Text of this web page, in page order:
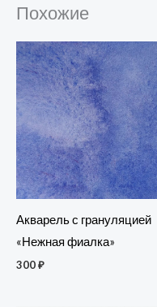
Похожие
Акварель с грануляцией
«Нежная фиалка»
300₽